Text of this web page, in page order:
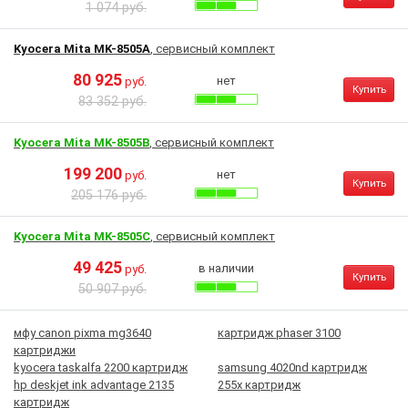
1 074 руб.
Kyocera Mita MK-8505A, сервисный комплект
80 925 руб.
83 352 руб.
нет
Купить
Kyocera Mita MK-8505B, сервисный комплект
199 200 руб.
205 176 руб.
нет
Купить
Kyocera Mita MK-8505C, сервисный комплект
49 425 руб.
50 907 руб.
в наличии
Купить
мфу canon pixma mg3640
картриджи
картридж phaser 3100
kyocera taskalfa 2200 картридж
samsung 4020nd картридж
hp deskjet ink advantage 2135
картридж
255x картридж